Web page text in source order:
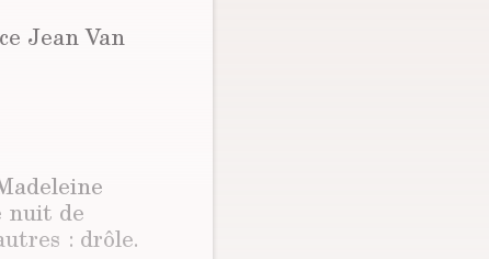
Jean Van
nuit de
: drôle.